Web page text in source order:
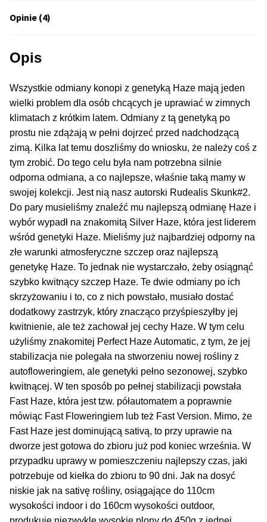
Informacje
Blog
GRATIS
PROMOCJA 500 Plus
Harmonogram Outdoor
Formy i Koszt Wysyłki
Odbiór Osobisty
Kontakt
Opinie (4)
Opis
Wszystkie odmiany konopi z genetyką Haze mają jeden
wielki problem dla osób chcących je uprawiać w zimnych
klimatach z krótkim latem. Odmiany z tą genetyką po
prostu nie zdążają w pełni dojrzeć przed nadchodzącą
zimą. Kilka lat temu doszliśmy do wniosku, że należy coś z
tym zrobić. Do tego celu była nam potrzebna silnie
odporna odmiana, a co najlepsze, właśnie taką mamy w
swojej kolekcji. Jest nią nasz autorski Rudealis Skunk#2.
Do pary musieliśmy znaleźć mu najlepszą odmianę Haze i
wybór wypadł na znakomitą Silver Haze, która jest liderem
wśród genetyki Haze. Mieliśmy już najbardziej odporny na
złe warunki atmosferyczne szczep oraz najlepszą
genetykę Haze. To jednak nie wystarczało, żeby osiągnąć
szybko kwitnący szczep Haze. Te dwie odmiany po ich
skrzyżowaniu i to, co z nich powstało, musiało dostać
dodatkowy zastrzyk, który znacząco przyśpieszyłby jej
kwitnienie, ale też zachował jej cechy Haze. W tym celu
użyliśmy znakomitej Perfect Haze Automatic, z tym, że jej
stabilizacja nie polegała na stworzeniu nowej rośliny z
autofloweringiem, ale genetyki pełno sezonowej, szybko
kwitnącej. W ten sposób po pełnej stabilizacji powstała
Fast Haze, która jest tzw. półautomatem a poprawnie
mówiąc Fast Floweringiem lub też Fast Version. Mimo, że
Fast Haze jest dominującą sativą, to przy uprawie na
dworze jest gotowa do zbioru już pod koniec września. W
przypadku uprawy w pomieszczeniu najlepszy czas, jaki
potrzebuje od kiełka do zbioru to 90 dni. Jak na dosyć
niskie jak na sativę rośliny, osiągające do 110cm
wysokości indoor i do 160cm wysokości outdoor,